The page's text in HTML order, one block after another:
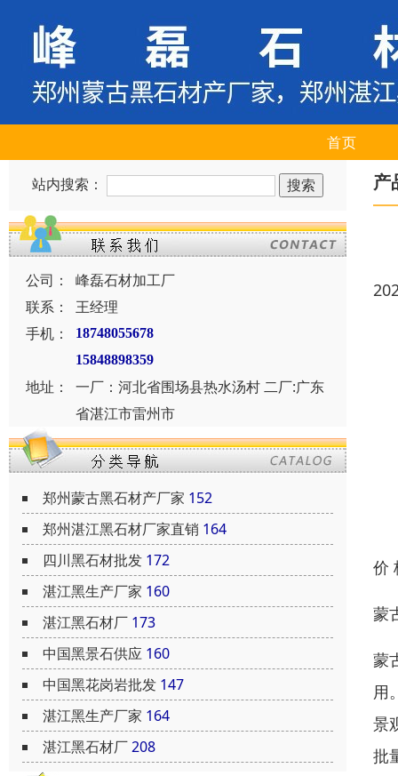
首页
站内搜索：
公司：
峰磊石材加工厂
联系：
王经理
手机：
18748055678
15848898359
地址：
一厂：河北省围场县热水汤村 二厂:广东
省湛江市雷州市
郑州蒙古黑石材产厂家 152
郑州湛江黑石材厂家直销 164
四川黑石材批发 172
湛江黑生产厂家 160
湛江黑石材厂 173
中国黑景石供应 160
中国黑花岗岩批发 147
湛江黑生产厂家 164
湛江黑石材厂208
产
价
蒙
蒙
用
景
批